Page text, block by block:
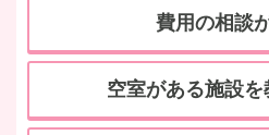
費用の相談
空室がある施設